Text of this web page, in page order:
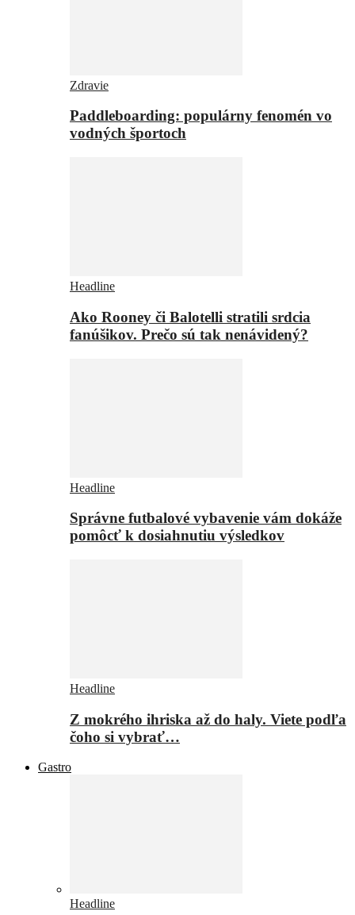
Zdravie
Paddleboarding: populárny fenomén vo
vodných športoch
Headline
Ako Rooney či Balotelli stratili srdcia
fanúšikov. Prečo sú tak nenávidený?
Headline
Správne futbalové vybavenie vám dokáže
pomôcť k dosiahnutiu výsledkov
Headline
Z mokrého ihriska až do haly. Viete podľa
čoho si vybrať…
Gastro
Headline